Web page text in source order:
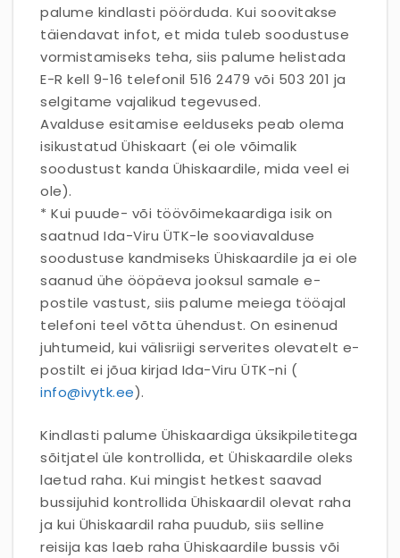
palume kindlasti pöörduda. Kui soovitakse
täiendavat infot, et mida tuleb soodustuse
vormistamiseks teha, siis palume helistada
E-R kell 9-16 telefonil 516 2479 või 503 201 ja
selgitame vajalikud tegevused.
Avalduse esitamise eelduseks peab olema
isikustatud Ühiskaart (ei ole võimalik
soodustust kanda Ühiskaardile, mida veel ei
ole).
* Kui puude- või töövõimekaardiga isik on
saatnud Ida-Viru ÜTK-le sooviavalduse
soodustuse kandmiseks Ühiskaardile ja ei ole
saanud ühe ööpäeva jooksul samale e-
postile vastust, siis palume meiega tööajal
telefoni teel võtta ühendust. On esinenud
juhtumeid, kui välisriigi serverites olevatelt e-
postilt ei jõua kirjad Ida-Viru ÜTK-ni (
info@ivytk.ee).
Kindlasti palume Ühiskaardiga üksikpiletitega
sõitjatel üle kontrollida, et Ühiskaardile oleks
laetud raha. Kui mingist hetkest saavad
bussijuhid kontrollida Ühiskaardil olevat raha
ja kui Ühiskaardil raha puudub, siis selline
reisija kas laeb raha Ühiskaardile bussis või